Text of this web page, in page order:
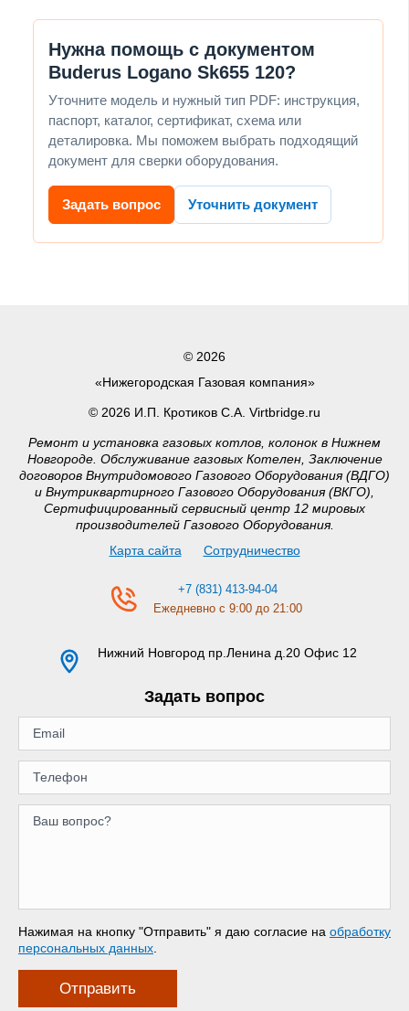
Нужна помощь с документом
Buderus Logano Sk655 120?
Уточните модель и нужный тип PDF: инструкция,
паспорт, каталог, сертификат, схема или
деталировка. Мы поможем выбрать подходящий
документ для сверки оборудования.
Задать вопрос Уточнить документ
© 2026
«Нижегородская Газовая компания»
© 2026 И.П. Кротиков С.А. Virtbridge.ru
Ремонт и установка газовых котлов, колонок в Нижнем
Новгороде. Обслуживание газовых Котелен, Заключение
договоров Внутридомового Газового Оборудования (ВДГО)
и Внутриквартирного Газового Оборудования (ВКГО),
Сертифицированный сервисный центр 12 мировых
производителей Газового Оборудования.
Карта сайта
Сотрудничество
+7 (831) 413-94-04
Ежедневно с 9:00 до 21:00
Нижний Новгород пр.Ленина д.20 Офис 12
Задать вопрос
Нажимая на кнопку "Отправить" я даю согласие на обработку
персональных данных
Отправить